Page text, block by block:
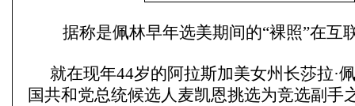
据称是佩林早年选美期间的“裸照”在互
就在现年44岁的阿拉斯加美女州长莎拉·
国共和党总统候选人麦凯恩挑选为竞选副手